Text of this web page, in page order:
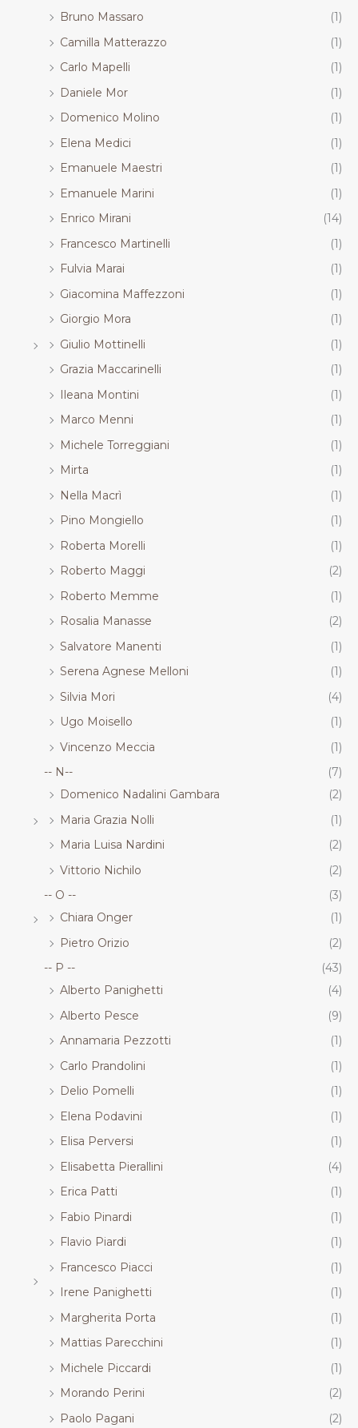
Bruno Massaro
(1)
Camilla Matterazzo
(1)
Carlo Mapelli
(1)
Daniele Mor
(1)
Domenico Molino
(1)
Elena Medici
(1)
Emanuele Maestri
(1)
Emanuele Marini
(1)
Enrico Mirani
(14)
Francesco Martinelli
(1)
Fulvia Marai
(1)
Giacomina Maffezzoni
(1)
Giorgio Mora
(1)
Giulio Mottinelli
(1)
Grazia Maccarinelli
(1)
Ileana Montini
(1)
Marco Menni
(1)
Michele Torreggiani
(1)
Mirta
(1)
Nella Macrì
(1)
Pino Mongiello
(1)
Roberta Morelli
(1)
Roberto Maggi
(2)
Roberto Memme
(1)
Rosalia Manasse
(2)
Salvatore Manenti
(1)
Serena Agnese Melloni
(1)
Silvia Mori
(4)
Ugo Moisello
(1)
Vincenzo Meccia
(1)
-- N--
(7)
Domenico Nadalini Gambara
(2)
Maria Grazia Nolli
(1)
Maria Luisa Nardini
(2)
Vittorio Nichilo
(2)
-- O --
(3)
Chiara Onger
(1)
Pietro Orizio
(2)
-- P --
(43)
Alberto Panighetti
(4)
Alberto Pesce
(9)
Annamaria Pezzotti
(1)
Carlo Prandolini
(1)
Delio Pomelli
(1)
Elena Podavini
(1)
Elisa Perversi
(1)
Elisabetta Pierallini
(4)
Erica Patti
(1)
Fabio Pinardi
(1)
Flavio Piardi
(1)
Francesco Piacci
(1)
Irene Panighetti
(1)
Margherita Porta
(1)
Mattias Parecchini
(1)
Michele Piccardi
(1)
Morando Perini
(2)
Paolo Pagani
(2)